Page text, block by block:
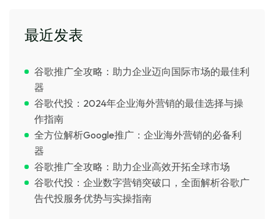
最近发表
谷歌推广全攻略：助力企业迈向国际市场的最佳利
器
谷歌代投：2024年企业海外营销的最佳选择与操
作指南
全方位解析Google推广：企业海外营销的必备利
器
谷歌推广全攻略：助力企业高效开拓全球市场
谷歌代投：企业数字营销突破口，全面解析谷歌广
告代投服务优势与实操指南